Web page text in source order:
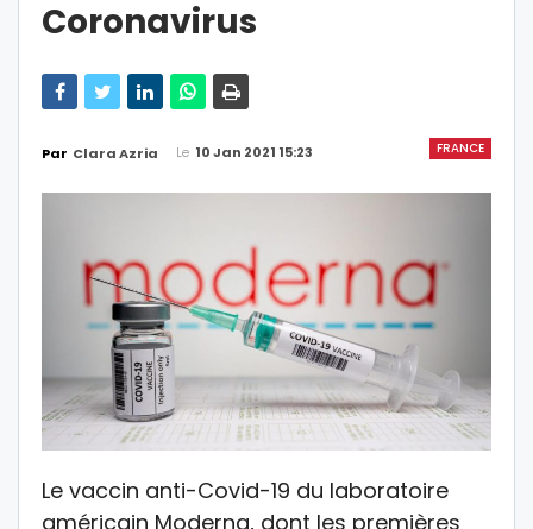
Coronavirus
FRANCE
Par Clara Azria Le 10 Jan 2021 15:23
Le vaccin anti-Covid-19 du laboratoire
américain Moderna, dont les premières